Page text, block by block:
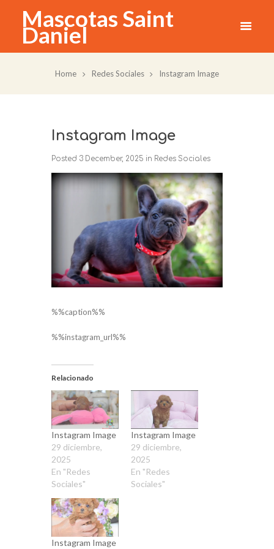
Mascotas Saint
Daniel
Home Redes Sociales Instagram Image
Instagram Image
Posted 3 December, 2025 in Redes Sociales
%%caption%%
%%instagram_url%%
Relacionado
Instagram Image
29 diciembre,
2025
En "Redes
Sociales"
Instagram Image
29 diciembre,
2025
En "Redes
Sociales"
Instagram Image